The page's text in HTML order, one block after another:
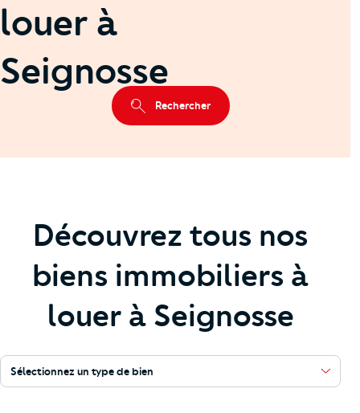
louer à
Seignosse
Rechercher
Découvrez tous nos
biens immobiliers à
louer à Seignosse
Sélectionnez un type de bien